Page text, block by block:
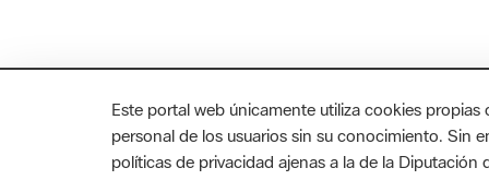
AVISO LEGAL ACCESIBILIDAD
Este portal web únicamente utiliza cookies
personal de los usuarios sin su conocimiento. Sin
políticas de privacidad ajenas a la de la